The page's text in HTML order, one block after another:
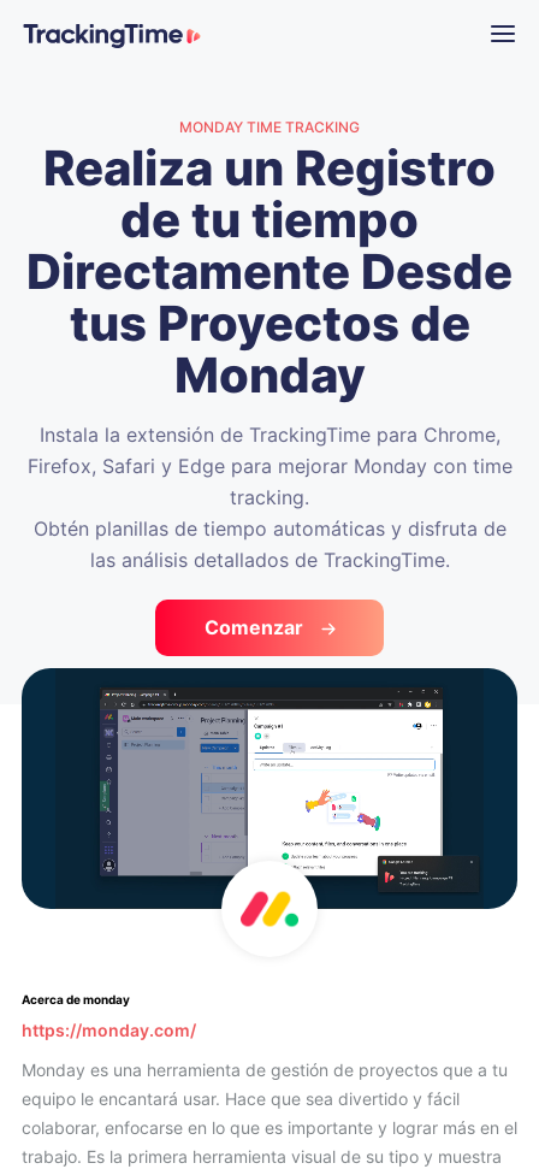
MONDAY TIME TRACKING
Realiza un Registro
de tu tiempo
Directamente Desde
tus Proyectos de
Monday
Instala la extensión de TrackingTime para Chrome,
Firefox, Safari y Edge para mejorar Monday con time
tracking.
Obtén planillas de tiempo automáticas y disfruta de
las análisis detallados de TrackingTime.
Comenzar
Acerca de monday
https://monday.com/
Monday es una herramienta de gestión de proyectos que a tu
equipo le encantará usar. Hace que sea divertido y fácil
colaborar, enfocarse en lo que es importante y lograr más en el
trabajo. Es la primera herramienta visual de su tipo y muestra